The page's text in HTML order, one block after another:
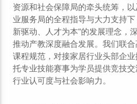
资源和社会保障局的牵头统筹，
业服务局的全程指导与大力支持
新驱动、人才为本"的发展理念，
推动产教深度融合发展。我们联
课程规范，对接家居行业头部企
托专业技能赛事为学员提供竞技
行业认可度与社会影响力。